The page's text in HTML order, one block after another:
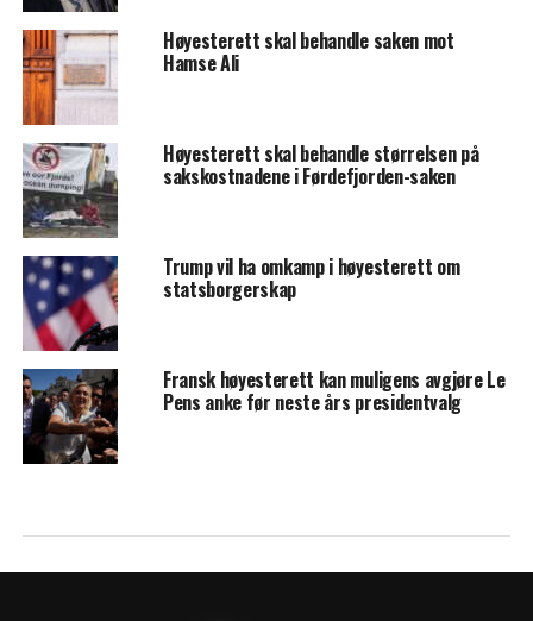
Høyesterett skal behandle saken mot
Hamse Ali
Høyesterett skal behandle størrelsen på
sakskostnadene i Førdefjorden-saken
Trump vil ha omkamp i høyesterett om
statsborgerskap
Fransk høyesterett kan muligens avgjøre Le
Pens anke før neste års presidentvalg